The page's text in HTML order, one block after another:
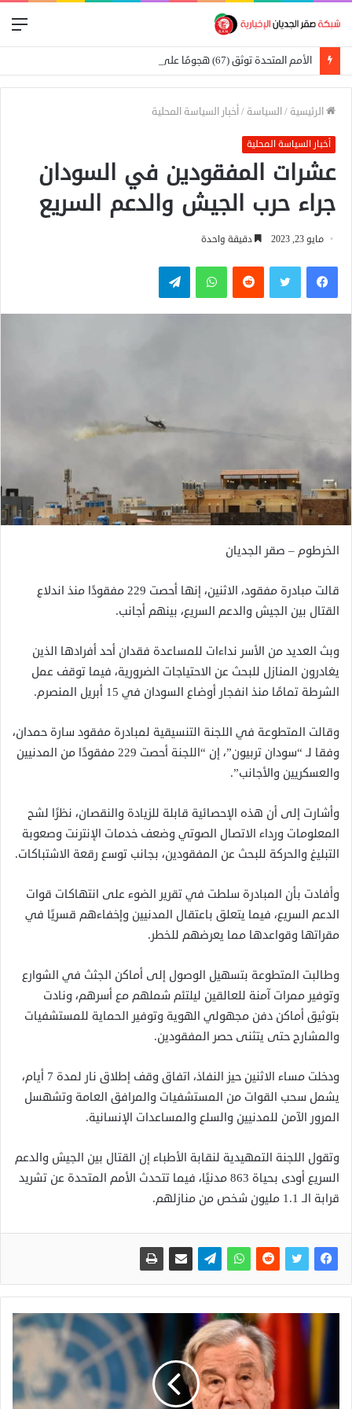
الأمم المتحدة توثق (67) هجومًا على المدارس في السودان
الرئيسية /السياسة /أخبار السياسة المحلية
أخبار السياسة المحلية
عشرات المفقودين في السودان
جراء حرب الجيش والدعم السريع
مايو 23, 2023 دقيقة واحدة
فيسبوكتويتر واتساب تيلقرام
الخرطوم – صقر الجديان
قالت مبادرة مفقود، الاثنين، إنها أحصت 229 مفقودًا منذ اندلاع
القتال بين الجيش والدعم السريع، بينهم أجانب.
وبث العديد من الأسر نداءات للمساعدة فقدان أحد أفرادها الذين
يغادرون المنازل للبحث عن الاحتياجات الضرورية، فيما توقف عمل
الشرطة تمامًا منذ انفجار أوضاع السودان في 15 أبريل المنصرم.
وقالت المتطوعة في اللجنة التنسيقية لمبادرة مفقود سارة حمدان،
وفقا لـ “سودان تربيون”، إن “اللجنة أحصت 229 مفقودًا من المدنيين
والعسكريين والأجانب”.
وأشارت إلى أن هذه الإحصائية قابلة للزيادة والنقصان، نظرًا لشح
المعلومات ورداء الاتصال الصوتي وضعف خدمات الإنترنت وصعوبة
التبليغ والحركة للبحث عن المفقودين، بجانب توسع رقعة الاشتباكات.
وأفادت بأن المبادرة سلطت في تقرير الضوء على انتهاكات قوات
الدعم السريع، فيما يتعلق باعتقال المدنيين وإخفاءهم قسريًا في
مقراتها وقواعدها مما يعرضهم للخطر.
وطالبت المتطوعة بتسهيل الوصول إلى أماكن الجثث في الشوارع
وتوفير ممرات آمنة للعالقين ليلتئم شملهم مع أسرهم، ونادت
بتوثيق أماكن دفن مجهولي الهوية وتوفير الحماية للمستشفيات
والمشارح حتى يتثنى حصر المفقودين.
ودخلت مساء الاثنين حيز النفاذ، اتفاق وقف إطلاق نار لمدة 7 أيام،
يشمل سحب القوات من المستشفيات والمرافق العامة وتشهسل
المرور الآمن للمدنيين والسلع والمساعدات الإنسانية.
وتقول اللجنة التمهيدية لنقابة الأطباء إن القتال بين الجيش والدعم
السريع أودى بحياة 863 مدنيًا، فيما تتحدث الأمم المتحدة عن تشريد
قرابة الـ 1.1 مليون شخص من منازلهم.